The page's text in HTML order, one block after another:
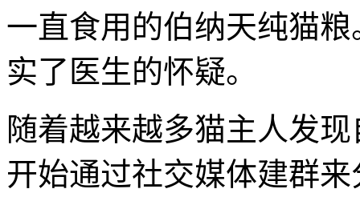
一直食用的伯纳天纯猫
实了医生的怀疑。
随着越来越多猫主人发
开始通过社交媒体建群